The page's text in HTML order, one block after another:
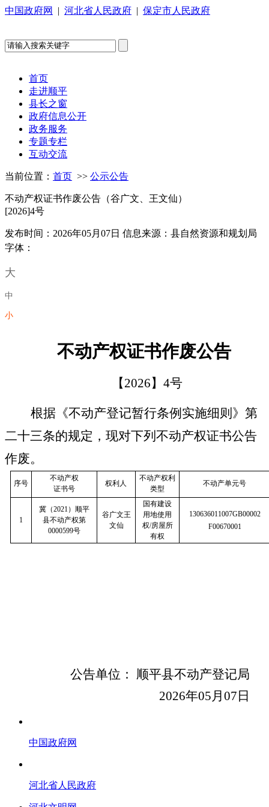
中国政府网 | 河北省人民政府 | 保定市人民政府
首页
走进顺平
县长之窗
政府信息公开
政务服务
专题专栏
互动交流
当前位置： 首页 >> 公示公告
不动产权证书作废公告（谷广文、王文仙）
[2026]4号
发布时间：2026年05月07日 信息来源：县自然资源和规划局
字体：
大
中
小
不动产权证书作废公告
【2026】4号
根据《不动产登记暂行条例实施细则》第
二十三条的规定，现对下列不动产权证书公告
作废。
序号
不动产权
证书号
权利人
不动产权利
类型
不动产单元号
1
冀（2021）顺平
县不动产权第
0000599号
谷广文王
文仙
国有建设
用地使用
权/房屋所
有权
130636011007GB00002
F00670001
公告单位： 顺平县不动产登记局
2026年05 月 07 日
中国政府网
河北省人民政府